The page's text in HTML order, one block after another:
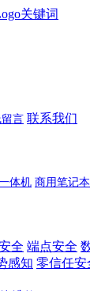
言 联系我们
体机 商用笔记本
全 端点安全
感知 零信任安